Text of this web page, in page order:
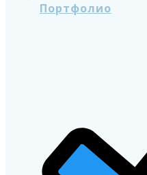
Портфолио